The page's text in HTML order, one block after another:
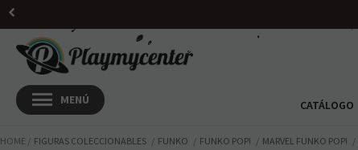
CATÁLOGO
HOME FIGURAS COLECCIONABLES FUNKO FUNKO POP! MARVEL FUNKO POP!